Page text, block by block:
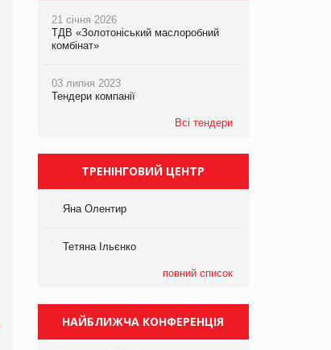
21 січня 2026
ТДВ «Золотоніський маслоробний
комбінат»
03 липня 2023
Тендери компанії
Всі тендери
ТРЕНІНГОВИЙ ЦЕНТР
Яна Олентир
Тетяна Ільєнко
повний список
НАЙБЛИЖЧА КОНФЕРЕНЦІЯ